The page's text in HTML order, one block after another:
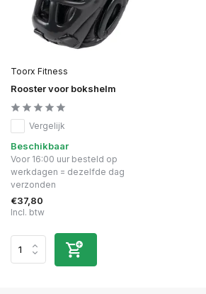
Toorx Fitness
Rooster voor bokshelm
Vergelijk
Beschikbaar
Voor 16:00 uur besteld op
werkdagen = dezelfde dag
verzonden
€37,80
Incl. btw